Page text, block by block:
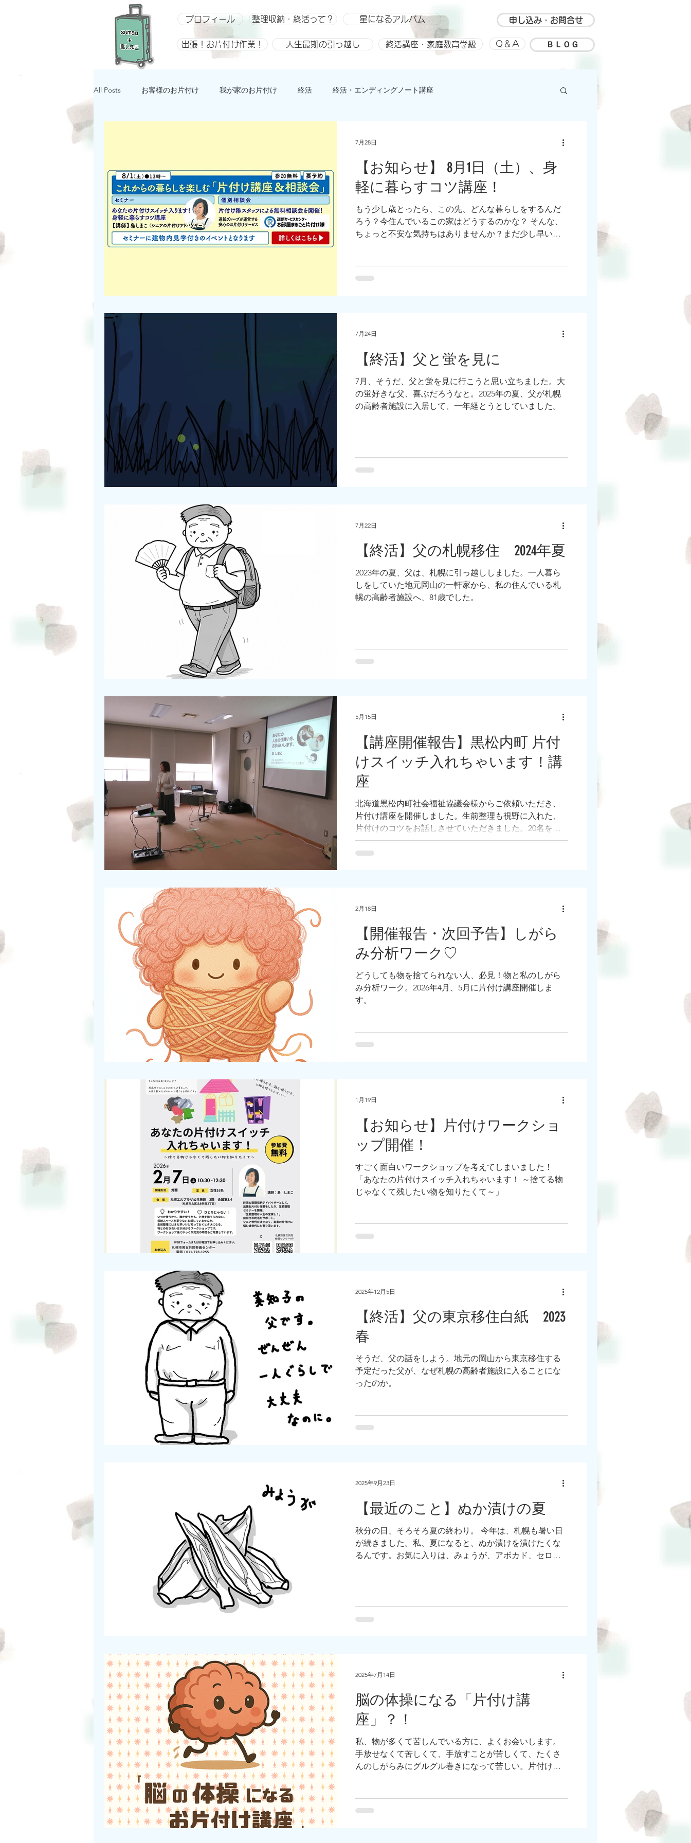
プロフィール 整理収納・終活って？ 星になるアルバム
出張！お片付け作業！ 人生最期の引っ越し 終活講座・家庭教育学級
申し込み・お問合せ
Ｑ＆Ａ ＢＬＯＧ
All Posts お客様のお片付け 我が家のお片付け 終活 終活・エンディングノート講座
イベント 星になるアルバム
【お知らせ】 8月1日（土）、身
軽に暮らすコツ講座！
もう少し歳とったら、この先、どんな暮らしをするんだ
ろう？今住んでいるこの家はどうするのかな？ そんな、
ちょっと不安な気持ちはありませんか？まだ少し早いよ
ります！身軽に暮らすコツ講座」
7月28日
【終活】父と蛍を見に
7月、そうだ、父と蛍を見に行こうと思い立ちました。大
の蛍好きな父、喜ぶだろうなと。2025年の夏、父が札幌
の高齢者施設に入居して、一年経とうとしていました。
7月24日
【終活】父の札幌移住 2024年夏
2023年の夏、父は、札幌に引っ越ししました。一人暮ら
しをしていた地元岡山の一軒家から、私の住んでいる札
幌の高齢者施設へ、81歳でした。
7月22日
【講座開催報告】黒松内町 片付
けスイッチ入れちゃいます！講
座
北海道黒松内町社会福祉協議会様からご依頼いただき、
片付け講座を開催しました。生前整理も視野に入れた、
片付けのコツをお話しさせていただきました。20名を超
える方にご参加いただき、皆さん、うんうんとウナヅい
たり、ふぅと溜め息が出たり。先々代からの物が残って
5月15日
【開催報告・次回予告】しがら
み分析ワーク♡
どうしても物を捨てられない人、必見！物と私のしがら
み分析ワーク。2026年4月、5月に片付け講座開催しま
す。
2月18日
【お知らせ】片付けワークショ
ップ開催！
すごく面白いワークショップを考えてしまいました！
「あなたの片付けスイッチ入れちゃいます！ ～捨てる物
じゃなくて残したい物を知りたくて～」
1月19日
【終活】父の東京移住白紙 2023
春
そうだ、父の話をしよう。地元の岡山から東京移住する
予定だった父が、なぜ札幌の高齢者施設に入ることにな
ったのか。
2025年12月5日
【最近のこと】ぬか漬けの夏
秋分の日、そろそろ夏の終わり。 今年は、札幌も暑い日
が続きました。私、夏になると、ぬか漬けを漬けたくな
るんです。お気に入りは、みょうが、アボカド、セロ
2025年9月23日
脳の体操になる「片付け講
座」？！
私、物が多くて苦しんでいる方に、よくお会いします。
手放せなくて苦しくて、手放すことが苦しくて、たくさ
んのしがらみにグルグル巻きになって苦しい。片付けっ
2025年7月14日